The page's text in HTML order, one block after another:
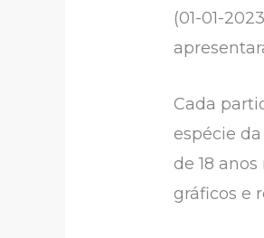
(01-01-
Cada
espécie
de 18
gráficos e